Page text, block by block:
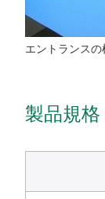
エントランス
製品規格